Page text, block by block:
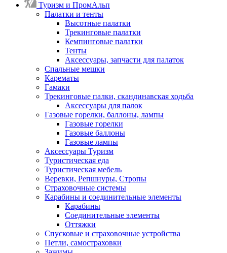
Туризм и ПромАльп
Палатки и тенты
Высотные палатки
Трекинговые палатки
Кемпинговые палатки
Тенты
Аксессуары, запчасти для палаток
Спальные мешки
Карематы
Гамаки
Трекинговые палки, скандинавская ходьба
Аксессуары для палок
Газовые горелки, баллоны, лампы
Газовые горелки
Газовые баллоны
Газовые лампы
Аксессуары Туризм
Туристическая еда
Туристическая мебель
Веревки, Репшнуры, Стропы
Страховочные системы
Карабины и соединительные элементы
Карабины
Соединительные элементы
Оттяжки
Спусковые и страховочные устройства
Петли, самостраховки